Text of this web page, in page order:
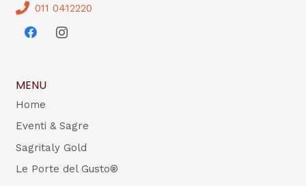
011 0412220
MENU
Home
Eventi & Sagre
Sagritaly Gold
Le Porte del Gusto®